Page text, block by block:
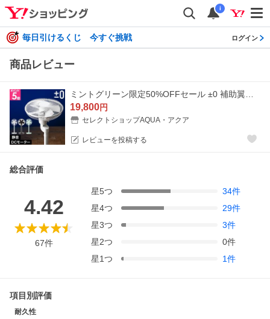
i
毎日引けるくじ 今すぐ挑戦 ログイン
商品レビュー
19,800円
セレクトショップAQUA・アクア
レビューを投稿する
総合評価
4.42
67件
星5つ 34件
星4つ 29件
星3つ 3件
星2つ 0件
星1つ 1件
項目別評価
耐久性